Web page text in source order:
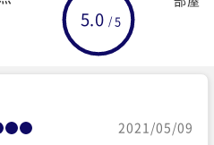
5.0 /5
2021/05/09